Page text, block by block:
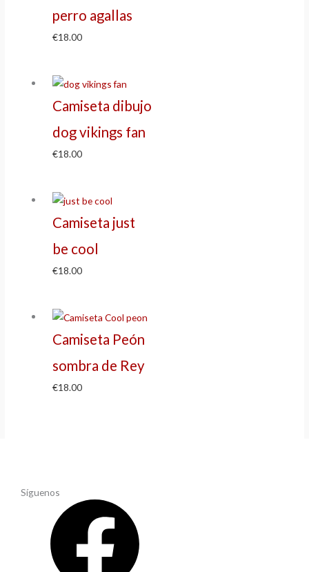
perro agallas
€18.00
Camiseta dibujo
dog vikings fan
€18.00
Camiseta just
be cool
€18.00
Camiseta Peón
sombra de Rey
€18.00
Síguenos